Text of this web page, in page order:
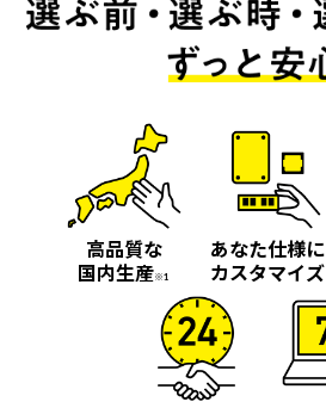
高品質な
国内生産※1
あなた仕様に
カスタマイズ